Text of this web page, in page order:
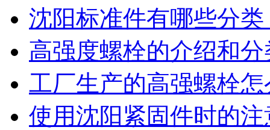
沈阳标准件有哪些分类
高强度螺栓的介绍和分
工厂生产的高强螺栓
使用沈阳紧固件时的